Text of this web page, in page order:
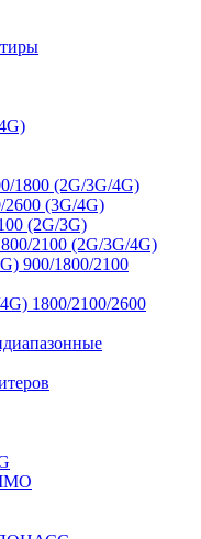
1800 (2G/3G/4G)
2600 (3G/4G)
(2G/3G)
2100 (2G/3G/4G)
900/1800/2100
1800/2100/2600